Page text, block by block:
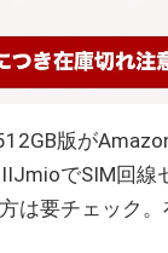
版が
でSIM回線
は要チェック